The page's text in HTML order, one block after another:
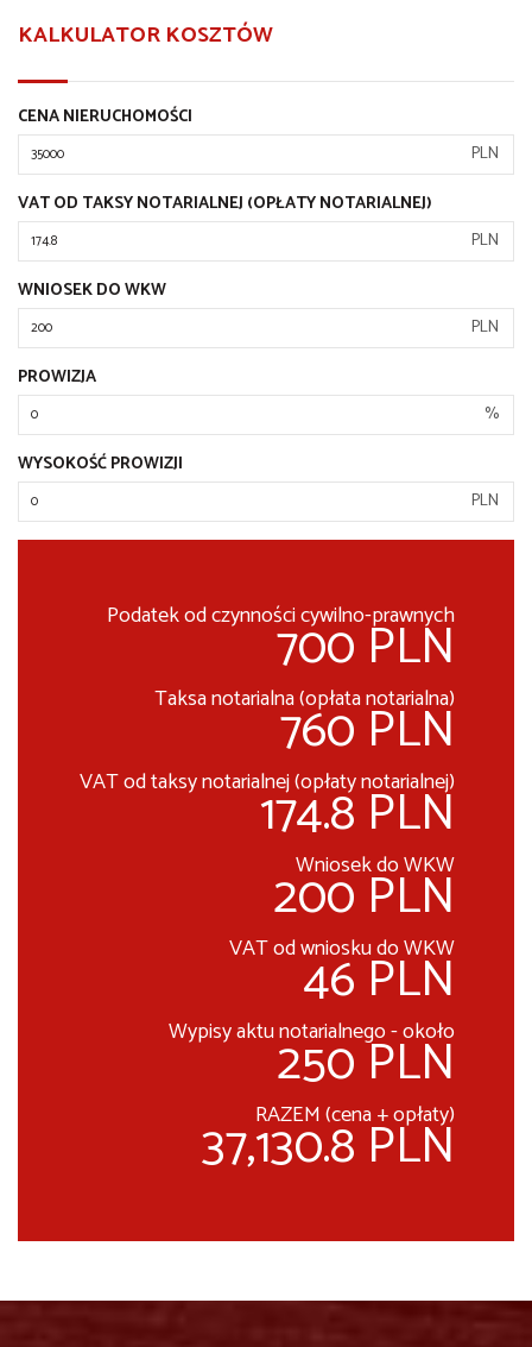
KALKULATOR KOSZTÓW
CENA NIERUCHOMOŚCI
PLN
VAT OD TAKSY NOTARIALNEJ (OPŁATY NOTARIALNEJ)
PLN
WNIOSEK DO WKW
PLN
PROWIZJA
%
WYSOKOŚĆ PROWIZJI
PLN
Podatek od czynności cywilno-prawnych
700 PLN
Taksa notarialna (opłata notarialna)
760 PLN
VAT od taksy notarialnej (opłaty notarialnej)
174.8 PLN
Wniosek do WKW
200 PLN
VAT od wniosku do WKW
46 PLN
Wypisy aktu notarialnego - około
250 PLN
RAZEM (cena + opłaty)
37,130.8 PLN